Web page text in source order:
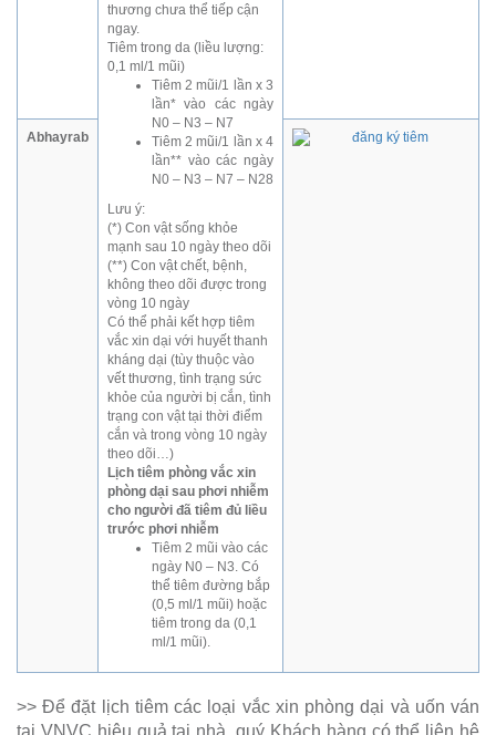
thương chưa thể tiếp cận
ngay.
Tiêm trong da (liều lượng:
0,1 ml/1 mũi)
Tiêm 2 mũi/1 lần x 3
lần* vào các ngày
N0 – N3 – N7
Tiêm 2 mũi/1 lần x 4
lần** vào các ngày
N0 – N3 – N7 – N28
Lưu ý:
(*) Con vật sống khỏe
mạnh sau 10 ngày theo dõi
(**) Con vật chết, bệnh,
không theo dõi được trong
vòng 10 ngày
Có thể phải kết hợp tiêm
vắc xin dại với huyết thanh
kháng dại (tùy thuộc vào
vết thương, tình trạng sức
khỏe của người bị cắn, tình
trạng con vật tại thời điểm
cắn và trong vòng 10 ngày
theo dõi…)
Lịch tiêm phòng vắc xin
phòng dại sau phơi nhiễm
cho người đã tiêm đủ liều
trước phơi nhiễm
Tiêm 2 mũi vào các
ngày N0 – N3. Có
thể tiêm đường bắp
(0,5 ml/1 mũi) hoặc
tiêm trong da (0,1
ml/1 mũi).
Abhayrab
>> Để đặt lịch tiêm các loại vắc xin phòng dại và uốn ván
tại VNVC hiệu quả tại nhà, quý Khách hàng có thể liên hệ